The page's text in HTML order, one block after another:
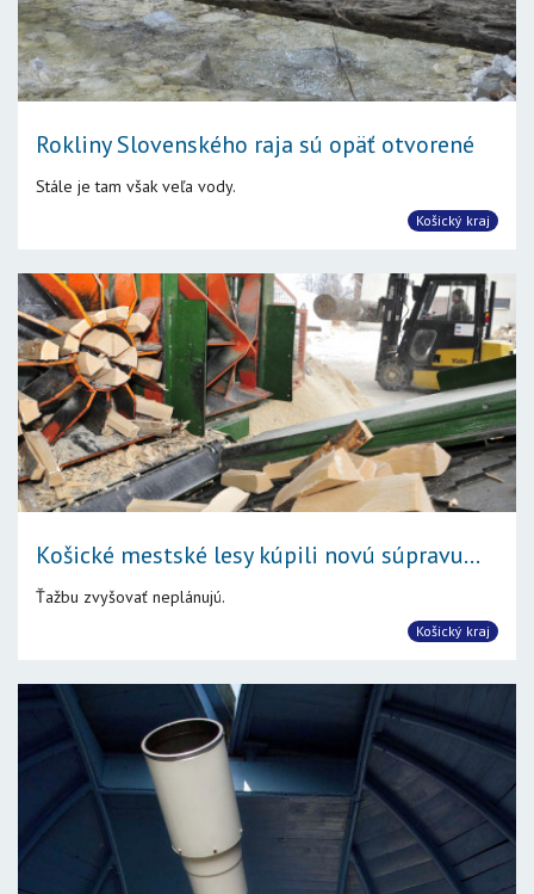
Rokliny Slovenského raja sú opäť otvorené
Stále je tam však veľa vody.
Košický kraj
Košické mestské lesy kúpili novú súpravu...
Ťažbu zvyšovať neplánujú.
Košický kraj